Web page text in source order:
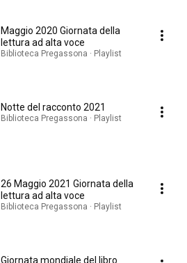
Maggio 2020 Giornata della
lettura ad alta voce
Biblioteca Pregassona · Playlist
Notte del racconto 2021
Biblioteca Pregassona · Playlist
26 Maggio 2021 Giornata della
lettura ad alta voce
Biblioteca Pregassona · Playlist
Giornata mondiale del libro